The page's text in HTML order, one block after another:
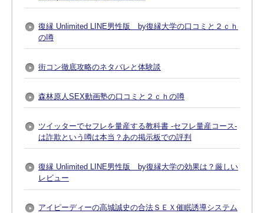
復縁 Unlimited LINE男性版 by復縁大学の口コミと２ｃｈ
の噂
街コン徹底攻略のネタバレと体験談
森林原人SEX動画塾の口コミと２ｃｈの噂
ツイッターでセフレを量産する教科書 -セフレ量産コース-
は詐欺という噂は本当？あの掲示板での評判
復縁 Unlimited LINE男性版 by復縁大学の効果は？厳しい
レビュー
アイピーディーの高城誠史の合法ＳＥＸ催眠誘導システム